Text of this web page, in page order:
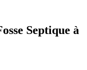
Septique à